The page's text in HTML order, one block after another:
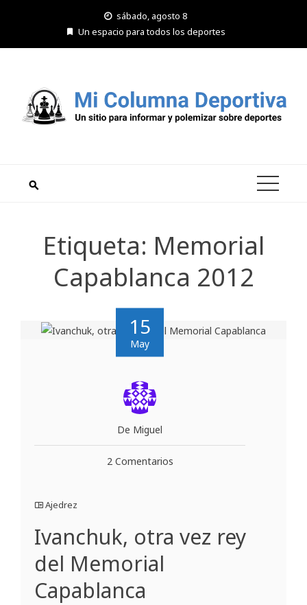
sábado, agosto 8
Un espacio para todos los deportes
Etiqueta: Memorial
Capablanca 2012
15
May
De Miguel
2 Comentarios
Ajedrez
Ivanchuk, otra vez rey
del Memorial
Capablanca